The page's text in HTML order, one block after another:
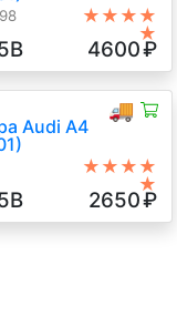
★★★★
★
4600₽
🚚
Audi A4
★★★★
★
2650₽